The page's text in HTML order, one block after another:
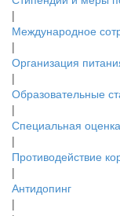
|
Международное
|
Организация
|
Образовательные
|
Специальная
|
Противодействие
|
Антидопинг
|